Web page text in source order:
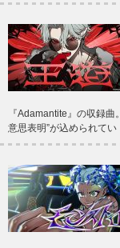
『Adamantite』の収録
意思表明”が込められて